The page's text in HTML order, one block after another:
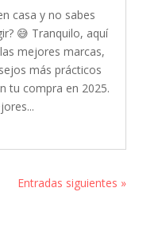
casa y no sabes
😅 Tranquilo, aquí
mejores marcas,
más prácticos
tu compra en 2025.
Entradas siguientes »